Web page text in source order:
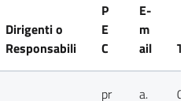
Dirigenti o
Responsabili
P
E
C
E-
m
ail
pr
a.